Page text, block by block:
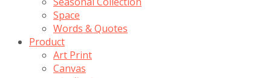
Space
Words & Quotes
Product
Art Print
Canvas